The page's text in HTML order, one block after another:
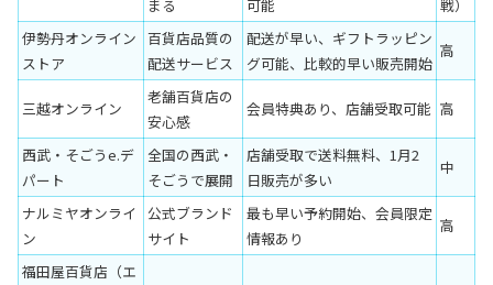
まる
可能
戦）
伊勢丹オンライン
ストア
百貨店品質の
配送サービス
配送が早い、ギフトラッピン
グ可能、比較的早い販売開始
高
三越オンライン
老舗百貨店の
安心感
会員特典あり、店舗受取可能 高
西武・そごうe.デ
パート
全国の西武・
そごうで展開
店舗受取で送料無料、1月2
日販売が多い
中
ナルミヤオンライ
ン
公式ブランド
サイト
最も早い予約開始、会員限定
情報あり
高
福田屋百貨店（エ